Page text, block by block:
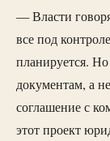
— Власти
все под
планируется.
документам, а
соглашение с
этот проект